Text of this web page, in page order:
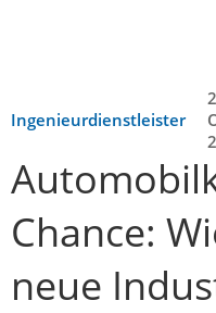
Ingenieurdienstleister
Chance:
neue